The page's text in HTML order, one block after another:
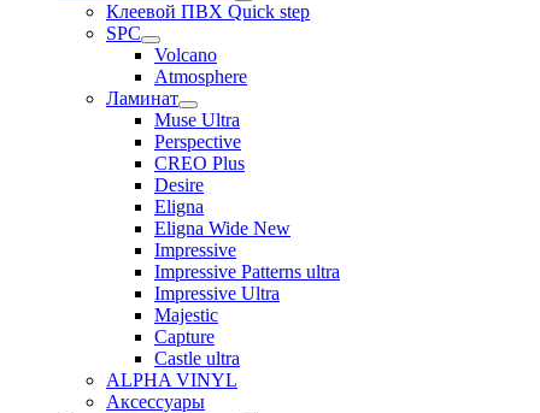
Клеевой ПВХ Quick step
SPC
Volcano
Atmosphere
Ламинат
Muse Ultra
Perspective
CREO Plus
Desire
Eligna
Eligna Wide New
Impressive
Impressive Patterns ultra
Impressive Ultra
Majestic
Capture
Castle ultra
ALPHA VINYL
Аксессуары